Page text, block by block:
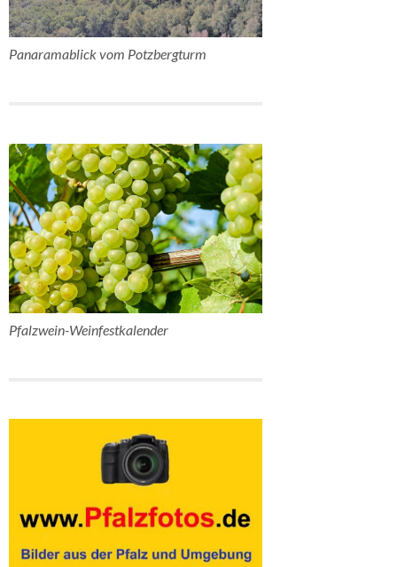
Panaramablick vom Potzbergturm
Pfalzwein-Weinfestkalender